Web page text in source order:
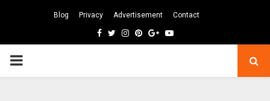
Blog Privacy Advertisement Contact
Facebook
TwitterInstagram
Pinterest
GoogleYoutube
PRIMARY